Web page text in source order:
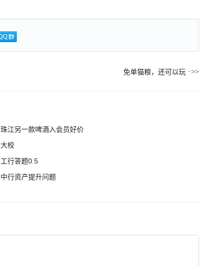
免单猫粮，还可以玩
珠江另一款啤酒入会员好价
大校
工行答题0.5
中行资产提升问题